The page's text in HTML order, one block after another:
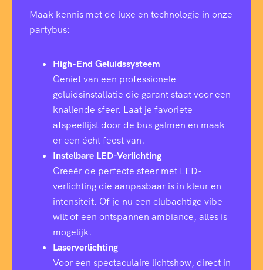
Maak kennis met de luxe en technologie in onze
partybus:
High-End Geluidssysteem
Geniet van een professionele
geluidsinstallatie die garant staat voor een
knallende sfeer. Laat je favoriete
afspeellijst door de bus galmen en maak
er een écht feest van.
Instelbare LED-Verlichting
Creeër de perfecte sfeer met LED-
verlichting die aanpasbaar is in kleur en
intensiteit. Of je nu een clubachtige vibe
wilt of een ontspannen ambiance, alles is
mogelijk.
Laserverlichting
Voor een spectaculaire lichtshow, direct in